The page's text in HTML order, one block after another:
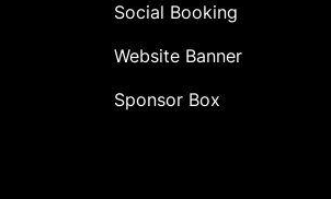
Social Booking
Website Banner
Sponsor Box